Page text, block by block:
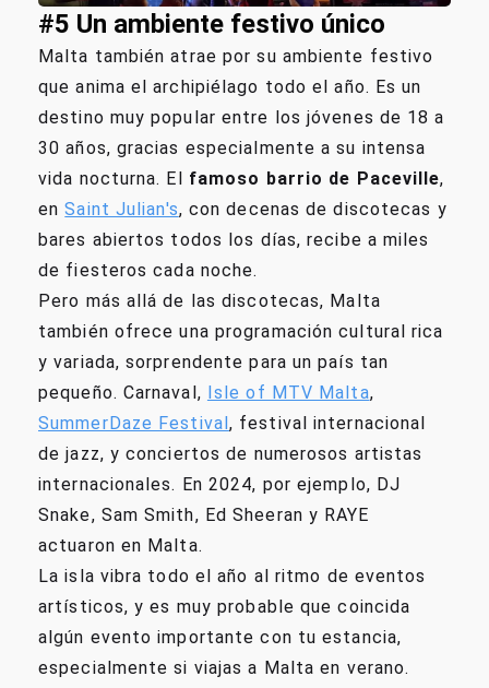
#5 Un ambiente festivo único
Malta también atrae por su ambiente festivo
que anima el archipiélago todo el año. Es un
destino muy popular entre los jóvenes de 18 a
30 años, gracias especialmente a su intensa
vida nocturna. El famoso barrio de Paceville,
enSaint Julian's, con decenas de discotecas y
bares abiertos todos los días, recibe a miles
de fiesteros cada noche.
Pero más allá de las discotecas, Malta
también ofrece una programación cultural rica
y variada, sorprendente para un país tan
pequeño. Carnaval, Isle of MTV Malta,
SummerDaze Festival, festival internacional
de jazz, y conciertos de numerosos artistas
internacionales. En 2024, por ejemplo, DJ
Snake, Sam Smith, Ed Sheeran y RAYE
actuaron en Malta.
La isla vibra todo el año al ritmo de eventos
artísticos, y es muy probable que coincida
algún evento importante con tu estancia,
especialmente si viajas a Malta en verano.